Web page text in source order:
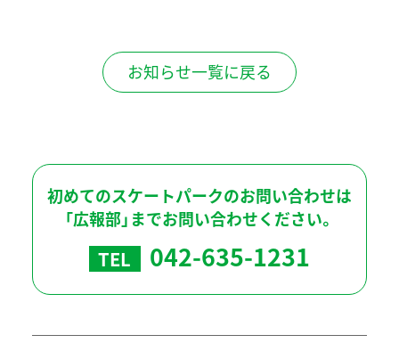
お知らせ一覧に戻る
初めてのスケートパークのお問い合わせは
「広報部」までお問い合わせください。
TEL 042-635-1231